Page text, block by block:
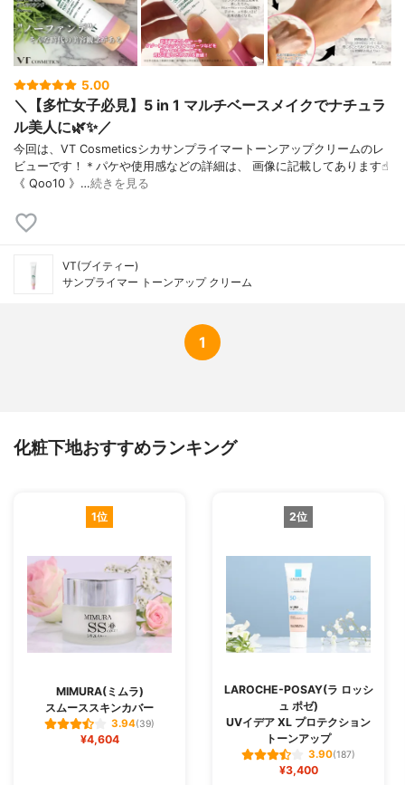
バラ花エキス、トコフェロール、ヒアルロ
ン酸Na、安息香酸Na、酢酸、プロポリスエ
キス、乳酸、アシアチコシド、マデカッソ
シド、アシアチン酸、マデカシン酸
5.00
＼【多忙女子必見】5 in 1 マルチベースメイクでナチュラ
ル美人に🌿✨／
今回は、VT Cosmeticsシカサンプライマートーンアップクリームのレ
ビューです！＊パケや使用感などの詳細は、 画像に記載してあります☝︎
《 Qoo10 》…続きを見る
VT(ブイティー)
サンプライマー トーンアップ クリーム
1
化粧下地おすすめランキング
1位
MIMURA(ミムラ)
スムーススキンカバー
3.94(39)
¥4,604
2位
LAROCHE-POSAY(ラ ロッシ
ュ ポゼ)
UVイデア XL プロテクション
トーンアップ
3.90(187)
¥3,400